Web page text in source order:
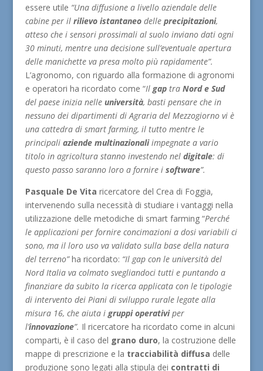
essere utile “Una diffusione a livello aziendale delle
cabine per il rilievo istantaneodelle precipitazioni,
atteso che i sensori prossimali al suolo inviano dati ogni
30 minuti, mentre una decisione sull’eventuale apertura
delle manichette va presa molto più rapidamente”.
L’agronomo, con riguardo alla formazione di agronomi
e operatori ha ricordato come “Il gaptra Nord e Sud
del paese inizia nelle università, basti pensare che in
nessuno dei dipartimenti di Agraria del Mezzogiorno vi è
una cattedra di smart farming, il tutto mentre le
principaliaziende multinazionaliimpegnate a vario
titolo in agricoltura stanno investendo nel digitale: di
questo passo saranno loro a fornire i software”.
Pasquale De Vita ricercatore del Crea di Foggia,
intervenendo sulla necessità di studiare i vantaggi nella
utilizzazione delle metodiche di smart farming “Perché
le applicazioni per fornire concimazioni a dosi variabili ci
sono, ma il loro uso va validato sulla base della natura
del terreno”ha ricordato: “Il gap con le università del
Nord Italia va colmato svegliandoci tutti e puntando a
finanziare da subito la ricerca applicata con le tipologie
di intervento dei Piani di sviluppo rurale legate alla
misura 16, che aiuta i gruppi operativiper
l’innovazione”. Il ricercatore ha ricordato come in alcuni
comparti, è il caso del grano duro, la costruzione delle
mappe di prescrizione e la tracciabilità diffusa delle
produzione sono legati alla stipula dei contratti di